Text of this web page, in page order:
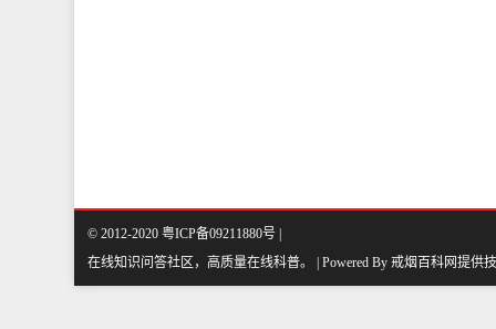
© 2012-2020 粤ICP备09211880号 |
在线知识问答社区，高质量在线科普。 | Powered By 戒烟百科网提供